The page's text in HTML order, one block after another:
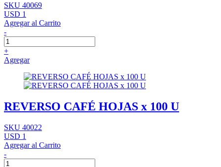
SKU 40069
USD 1
Agregar al Carrito
-
+
Agregar
REVERSO CAFÉ HOJAS x 100 U
SKU 40022
USD 1
Agregar al Carrito
-